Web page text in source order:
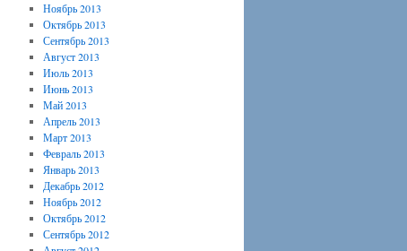
Ноябрь 2013
Октябрь 2013
Сентябрь 2013
Август 2013
Июль 2013
Июнь 2013
Май 2013
Апрель 2013
Март 2013
Февраль 2013
Январь 2013
Декабрь 2012
Ноябрь 2012
Октябрь 2012
Сентябрь 2012